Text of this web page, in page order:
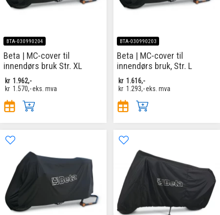
BTA-030990204
Beta | MC-cover til
innendørs bruk Str. XL
kr 1.962,-
kr 1.570,-eks. mva
BTA-030990203
Beta | MC-cover til
innendørs bruk, Str. L
kr 1.616,-
kr 1.293,-eks. mva